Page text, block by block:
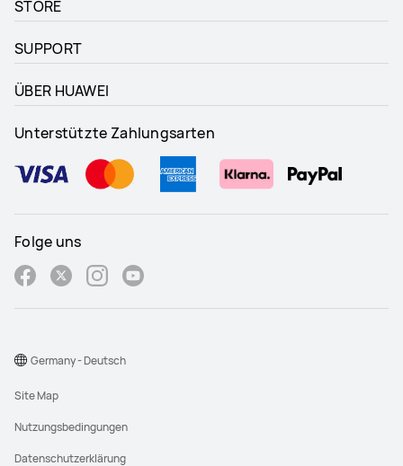
STORE
SUPPORT
ÜBER HUAWEI
Unterstützte Zahlungsarten
Folge uns
Site Map
Nutzungsbedingungen
Datenschutzerklärung
Germany - Deutsch